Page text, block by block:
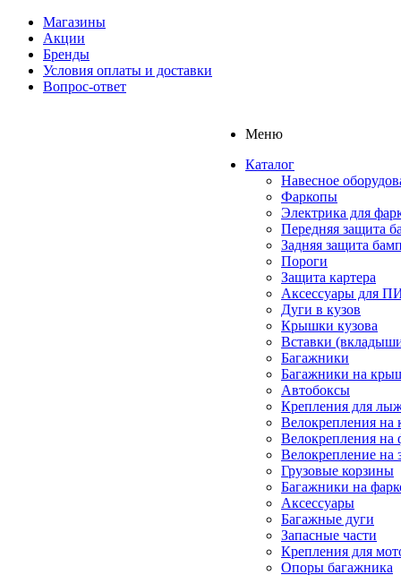
Магазины
Акции
Бренды
Условия оплаты и доставки
Вопрос-ответ
Меню
Каталог
Навесное
Фаркопы
Электрика для
Передняя защита
Задняя защита
Пороги
Защита картера
Аксессуары для
Дуги в кузов
Крышки кузова
Вставки
Багажники
Багажники на
Автобоксы
Крепления для
Велокрепления
Велокрепления на
Велокрепление на
Грузовые корзины
Багажники на
Аксессуары
Багажные дуги
Запасные части
Крепления для
Опоры багажника